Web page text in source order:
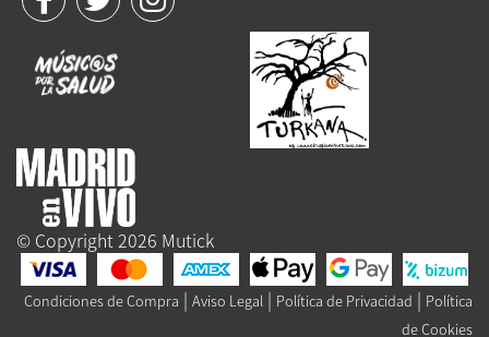
© Copyright 2026 Mutick
Condiciones de Compra | Aviso Legal | Política de Privacidad | Política
de Cookies